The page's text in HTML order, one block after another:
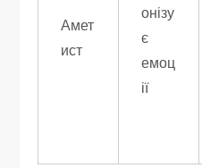
Амет
ист
онізу
є
емоц
ії